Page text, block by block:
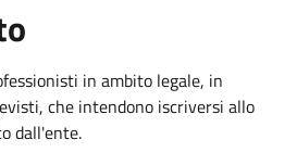
in ambito legale, in
che intendono iscriversi allo
dall'ente.